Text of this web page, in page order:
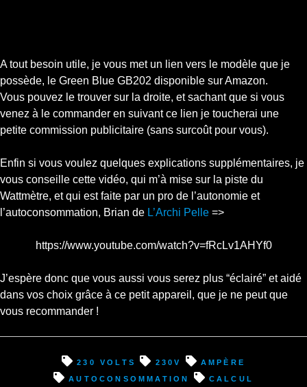
A tout besoin utile, je vous met un lien vers le modèle que je
possède, le Green Blue GB202 disponible sur Amazon.
Vous pouvez le trouver sur la droite, et sachant que si vous
venez à le commander en suivant ce lien je toucherai une
petite commission publicitaire (sans surcoût pour vous).
Enfin si vous voulez quelques explications supplémentaires, je
vous conseille cette vidéo, qui m’à mise sur la piste du
Wattmètre, et qui est faite par un pro de l’autonomie et
l’autoconsommation, Brian de L’Archi Pelle =>
https://www.youtube.com/watch?v=fRcLv1AHYf0
J’espère donc que vous aussi vous serez plus “éclairé” et aidé
dans vos choix grâce à ce petit appareil, que je ne peut que
vous recommander !
230 volts 230v
ampère
autoconsommation
calcul